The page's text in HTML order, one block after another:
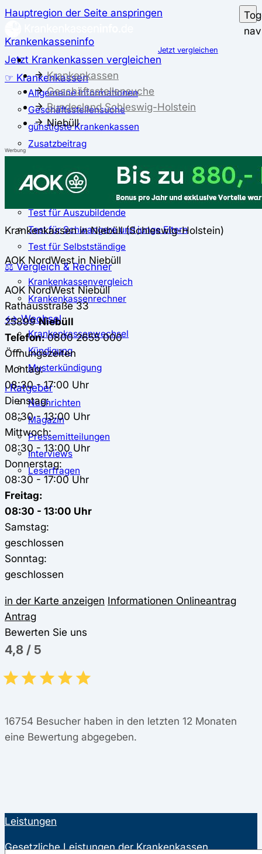
Hauptregion der Seite anspringen
Krankenkasseninfo
Jetzt Krankenkassen vergleichen
☞ Krankenkassen
Allgemeine Informationen
Geschäftsstellensuche
günstigste Krankenkassen
Zusatzbeitrag
Der große Krankenkassentest
Test für Studierende
Test für Auszubildende
Test für Schwangere und junge Eltern
Test für Selbstständige
⚖️ Vergleich & Rechner
Krankenkassenvergleich
Krankenkassenrechner
↔ Wechsel
Krankenkassenwechsel
Kündigung
Musterkündigung
ℹ Ratgeber
Nachrichten
Magazin
Pressemitteilungen
Interviews
Leserfragen
Jetzt vergleichen
Krankenkassen
Geschäftsstellensuche
Bundesland Schleswig-Holstein
Niebüll
Werbung
Krankenkassen in Niebüll (Schleswig-Holstein)
AOK NordWest in Niebüll
AOK NordWest Niebüll
Rathausstraße 33
25899Niebüll
Telefon:0800 2655 000
Öffnungszeiten
Montag:
08:30 - 17:00 Uhr
Dienstag:
08:30 - 13:00 Uhr
Mittwoch:
08:30 - 13:00 Uhr
Donnerstag:
08:30 - 17:00 Uhr
Freitag:
08:30 - 13:00 Uhr
Samstag:
geschlossen
Sonntag:
geschlossen
in der Karte anzeigen Informationen Onlineantrag
Antrag
Bewerten Sie uns
4,8 / 5
16754 Besucher haben in den letzten 12 Monaten
eine Bewertung abgegeben.
Leistungen
Gesetzliche Leistungen der Krankenkassen